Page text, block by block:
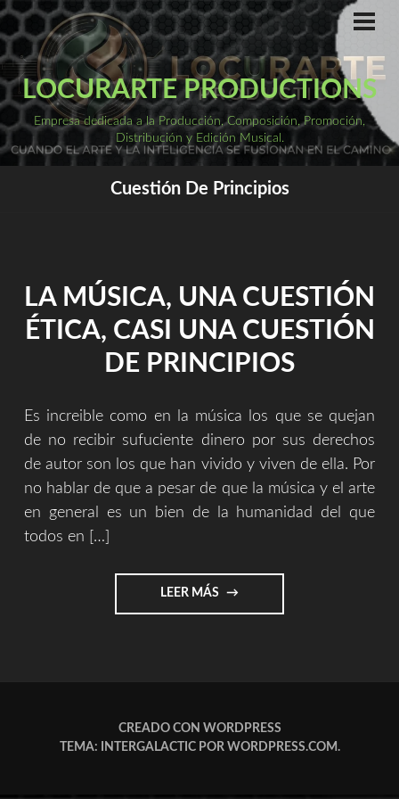
Saltar
al
contenido
LOCURARTE PRODUCTIONS
Empresa dedicada a la Producción, Composición, Promoción,
Distribución y Edición Musical.
Cuestión De Principios
LA MÚSICA, UNA CUESTIÓN
ÉTICA, CASI UNA CUESTIÓN
DE PRINCIPIOS
Es increible como en la música los que se quejan
de no recibir sufuciente dinero por sus derechos
de autor son los que han vivido y viven de ella. Por
no hablar de que a pesar de que la música y el arte
en general es un bien de la humanidad del que
todos en […]
LEER MÁS "LA
MÚSICA,
CUESTIÓN
DE
CREADO CON WORDPRESS
TEMA: INTERGALACTIC POR WORDPRESS.COM.